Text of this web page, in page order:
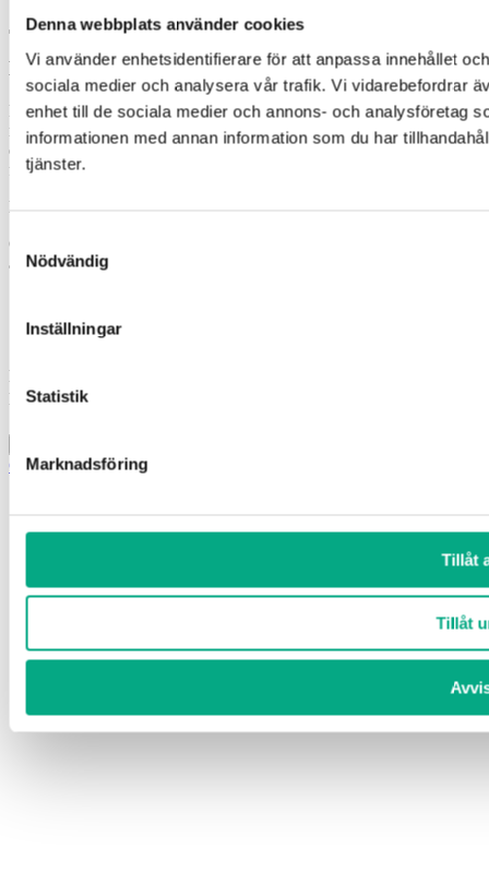
Denna webbplats använder cookies
Vi använder enhetsidentifierare för att anpassa innehållet
sociala medier och analysera vår trafik. Vi vidarebefordrar
enhet till de sociala medier och annons- och analysföretag
informationen med annan information som du har
tjänster.
Samtyckesval
Nödvändig
Inställningar
Statistik
Marknadsföring
Tillåt
Tillåt
Logga in
För att komma åt denna information behöver ditt företag vara
medlem i Fastigo.Om du redan är inloggad och ändå inte kommer åt
ett visst material är det för att du saknar behörighet till den sidan eller
filen.
Du loggar in med din e-postadress och lösenord.
Om du inte loggat in tidigare behöver du skapa ett lösenord genom
att följa ”Glömt ditt lösenord”-länken nedan.
Din e-postadress
Lösenord
Glömt ditt lösenord?